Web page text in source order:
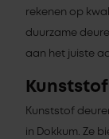
rekenen op
duurzame
aan het juiste
Kunststof
in Dokkum. Ze